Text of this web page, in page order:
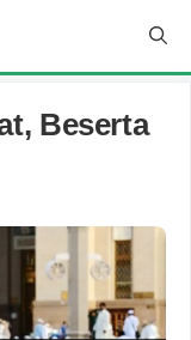
Beserta